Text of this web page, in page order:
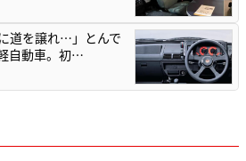
道を譲れ…」とんで
自動車。初…